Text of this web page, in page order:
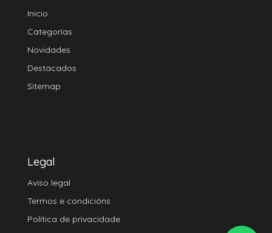
Inicio
Categorías
Novidades
Destacados
Sitemap
Legal
Aviso legal
Termos e condicións
Política de privacidade